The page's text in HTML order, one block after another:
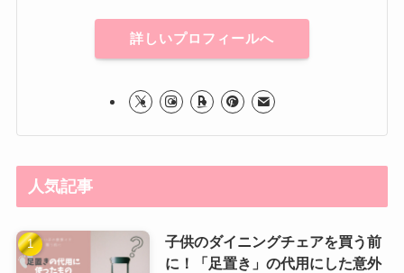
詳しいプロフィールへ
人気記事
子供のダイニングチェアを買う前
に！「足置き」の代用にした意外